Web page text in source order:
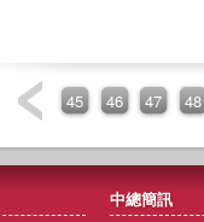
45 46 47 48
中總簡訊